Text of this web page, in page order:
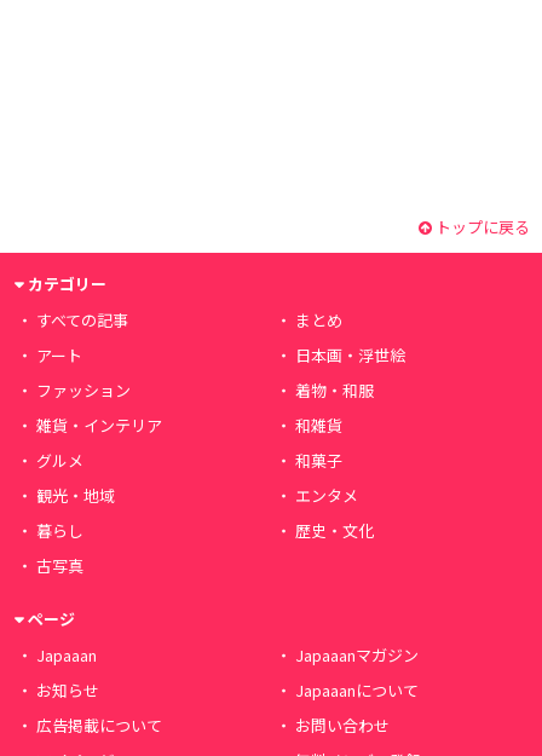
トップに戻る
カテゴリー
すべての記事
まとめ
アート
日本画・浮世絵
ファッション
着物・和服
雑貨・インテリア
和雑貨
グルメ
和菓子
観光・地域
エンタメ
暮らし
歴史・文化
古写真
ページ
Japaaan
Japaaanマガジン
お知らせ
Japaaanについて
広告掲載について
お問い合わせ